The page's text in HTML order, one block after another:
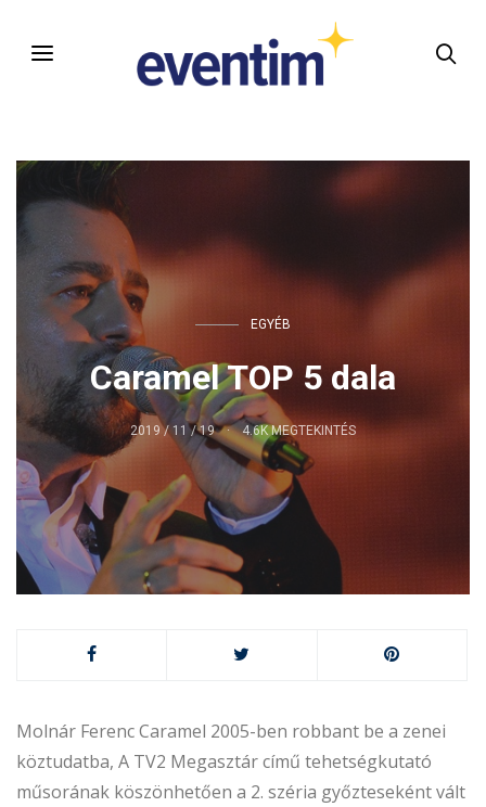
EGYÉB
Caramel TOP 5 dala
2019 / 11 / 19 4.6K MEGTEKINTÉS
Molnár Ferenc Caramel 2005-ben robbant be a zenei
köztudatba, A TV2 Megasztár című tehetségkutató
műsorának köszönhetően a 2. széria győzteseként vált